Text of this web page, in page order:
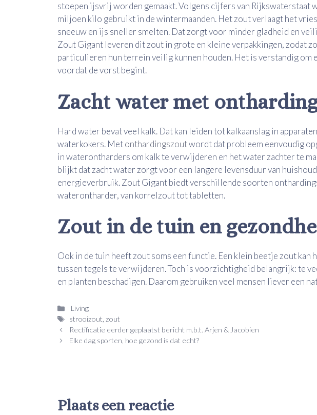
stoepen ijsvrij worden gemaakt. Volgens cijfers van Rijkswaterstaat
miljoen kilo gebruikt in de wintermaanden. Het zout verlaagt het
sneeuw en ijs sneller smelten. Dat zorgt voor minder gladheid en
Zout Gigant leveren dit zout in grote en kleine verpakkingen, zodat
particulieren hun terrein veilig kunnen houden. Het is verstandig om
voordat de vorst begint.
Zacht water met
Hard water bevat veel kalk. Dat kan leiden tot kalkaanslag in
waterkokers. Metonthardingszoutwordt dat probleem eenvoudig
in waterontharders om kalk te verwijderen en het water zachter te
blijkt dat zacht water zorgt voor een langere levensduur van
energieverbruik. Zout Gigant biedt verschillende soorten
waterontharder, van korrelzout tot tabletten.
Zout in de tuin en
Ook in de tuin heeft zout soms een functie. Een klein beetje zout kan
tussen tegels te verwijderen. Toch is voorzichtigheid belangrijk: te
en planten beschadigen. Daarom gebruiken veel mensen liever een
Categorieën
Living
Tags
strooizout zout
Rectificatie eerder geplaatst bericht m.b.t. Arjen & Jacobien
Elke dag sporten, hoe gezond is dat echt?
Plaats een reactie